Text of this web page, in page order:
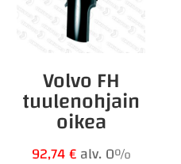
Volvo FH
tuulenohjain
oikea
92,74€alv. 0%